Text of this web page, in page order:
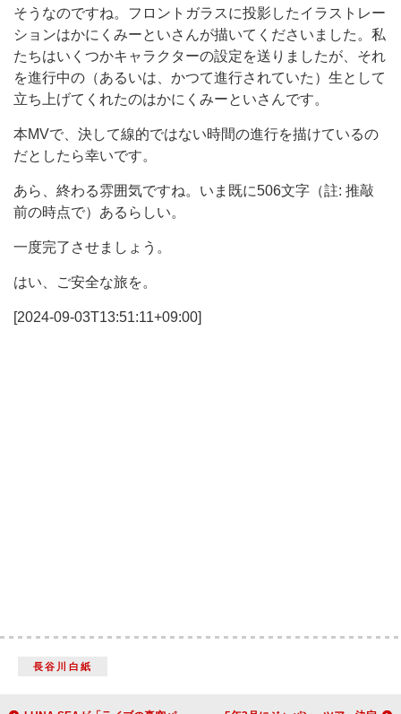
そうなのですね。フロントガラスに投影したイラストレー
ションはかにくみーといさんが描いてくださいました。私
たちはいくつかキャラクターの設定を送りましたが、それ
を進行中の（あるいは、かつて進行されていた）生として
立ち上げてくれたのはかにくみーといさんです。
本MVで、決して線的ではない時間の進行を描けているの
だとしたら幸いです。
あら、終わる雰囲気ですね。いま既に506文字（註: 推敲
前の時点で）あるらしい。
一度完了させましょう。
はい、ご安全な旅を。
[2024-09-03T13:51:11+09:00]
長谷川白紙